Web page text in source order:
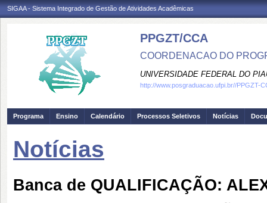
SIGAA - Sistema Integrado de Gestão de Atividades Acadêmicas
PPGZT/CCA
COORDENACAO DO
UNIVERSIDADE FEDERAL DO
http://www.posgraduacao.ufpi.br//PPGZT-
Programa Ensino Calendário Processos Seletivos Notícias
Notícias
Banca de QUALIFICAÇÃO: